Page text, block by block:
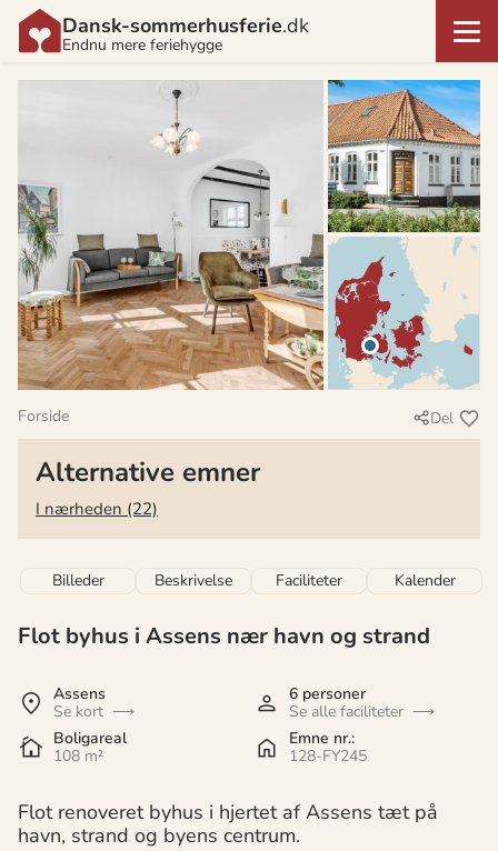
Dansk-sommerhusferie.dk
Endnu mere feriehygge
Forside Del
Alternative emner
I nærheden (22)
Billeder Beskrivelse Faciliteter Kalender
Flot byhus i Assens nær havn og strand
Assens
Se kort
6 personer
Se alle faciliteter
Boligareal
108 m²
Emne nr.:
128-FY245
Flot renoveret byhus i hjertet af Assens tæt på
havn, strand og byens centrum.